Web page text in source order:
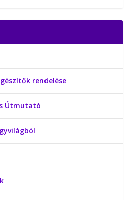
rendelése
Útmutató